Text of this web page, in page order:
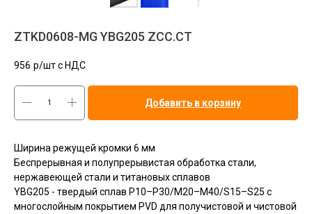
ZTKD0608-MG YBG205 ZCC.CT
956 р/шт c НДС
Добавить в корзину
Ширина режущей кромки 6 мм
Беспрерывная и полупрерывистая обработка стали,
нержавеющей стали и титановых сплавов
YBG205 - твердый сплав P10–P30/M20–M40/S15–S25 с
многослойным покрытием PVD для получистовой и чистовой